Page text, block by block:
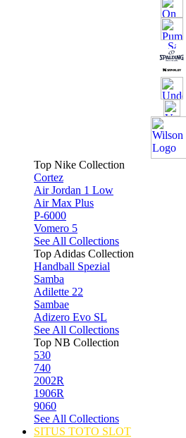
Top Nike Collection
Cortez
Air Jordan 1 Low
Air Max Plus
P-6000
Vomero 5
See All Collections
Top Adidas Collection
Handball Spezial
Samba
Adilette 22
Sambae
Adizero Evo SL
See All Collections
Top NB Collection
530
740
2002R
1906R
9060
See All Collections
SITUS TOTO SLOT